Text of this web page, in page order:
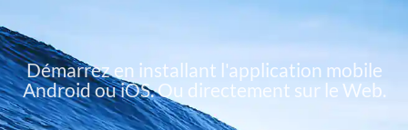
Démarrez en installant l'application mobile
Android ou iOS. Ou directement sur le Web.